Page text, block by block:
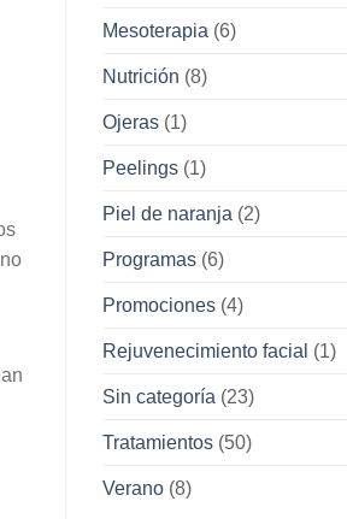
Mesoterapia (6)
Nutrición (8)
Ojeras(1)
Peelings(1)
Piel de naranja (2)
Programas(6)
Promociones(4)
Rejuvenecimiento facial (1)
Sin categoría (23)
Tratamientos(50)
Verano(8)